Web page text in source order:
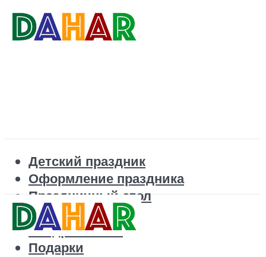
Детский праздник
Оформление праздника
Праздничный стол
Корпоратив
Поздравления
Подарки